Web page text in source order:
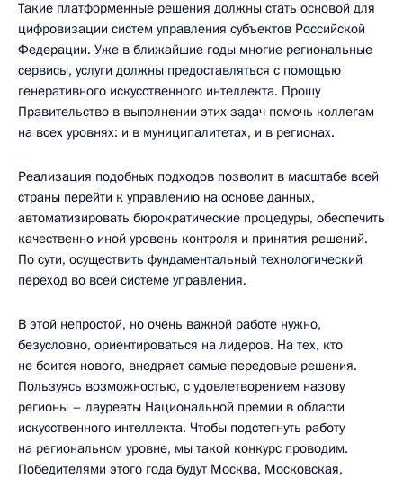
Такие платформенные решения должны стать основой для
цифровизации систем управления субъектов Российской
Федерации. Уже в ближайшие годы многие региональные
сервисы, услуги должны предоставляться с помощью
генеративного искусственного интеллекта. Прошу
Правительство в выполнении этих задач помочь коллегам
на всех уровнях: и в муниципалитетах, и в регионах.
Реализация подобных подходов позволит в масштабе всей
страны перейти к управлению на основе данных,
автоматизировать бюрократические процедуры, обеспечить
качественно иной уровень контроля и принятия решений.
По сути, осуществить фундаментальный технологический
переход во всей системе управления.
В этой непростой, но очень важной работе нужно,
безусловно, ориентироваться на лидеров. На тех, кто
не боится нового, внедряет самые передовые решения.
Пользуясь возможностью, с удовлетворением назову
регионы – лауреаты Национальной премии в области
искусственного интеллекта. Чтобы подстегнуть работу
на региональном уровне, мы такой конкурс проводим.
Победителями этого года будут Москва, Московская,